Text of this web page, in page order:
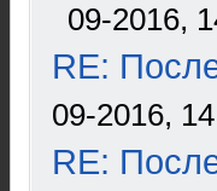
09-2016,
RE:
09-2016,
RE: